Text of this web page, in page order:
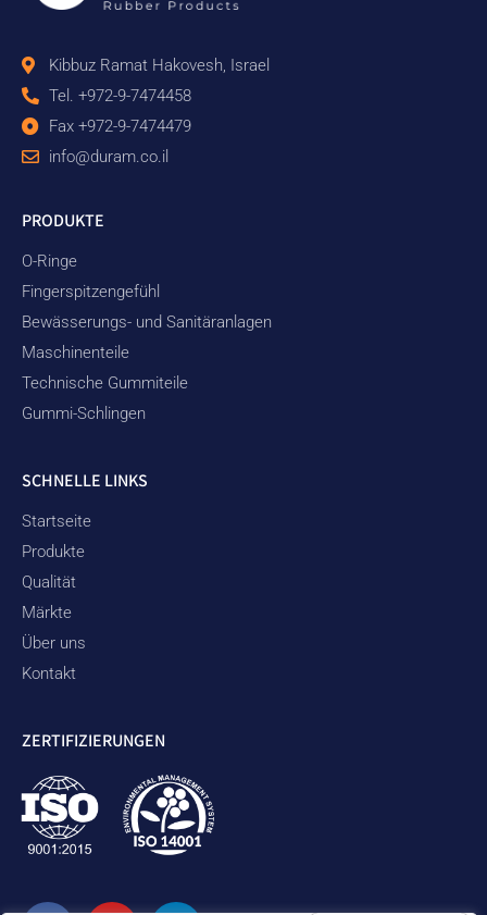
Kibbuz Ramat Hakovesh, Israel
Tel. +972-9-7474458
Fax +972-9-7474479
info@duram.co.il
PRODUKTE
O-Ringe
Fingerspitzengefühl
Bewässerungs- und Sanitäranlagen
Maschinenteile
Technische Gummiteile
Gummi-Schlingen
SCHNELLE LINKS
Startseite
Produkte
Qualität
Märkte
Über uns
Kontakt
ZERTIFIZIERUNGEN